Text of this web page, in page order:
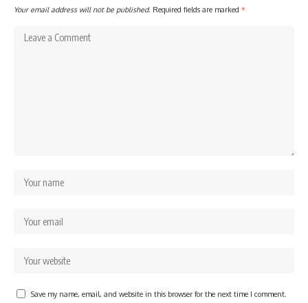
Your email address will not be published. Required fields are marked *
Save my name, email, and website in this browser for the next time I comment.